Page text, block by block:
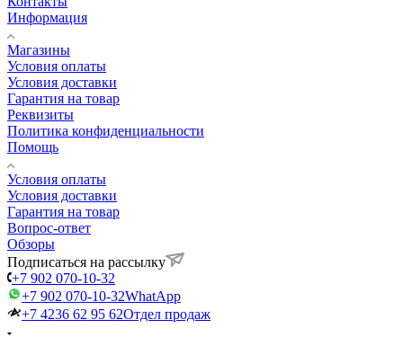
Информация
Магазины
Условия оплаты
Условия доставки
Гарантия на товар
Реквизиты
Политика конфиденциальности
Помощь
Условия оплаты
Условия доставки
Гарантия на товар
Вопрос-ответ
Обзоры
Подписаться на рассылку
+7 902 070-10-32
+7 902 070-10-32WhatApp
+7 4236 62 95 62Отдел продаж